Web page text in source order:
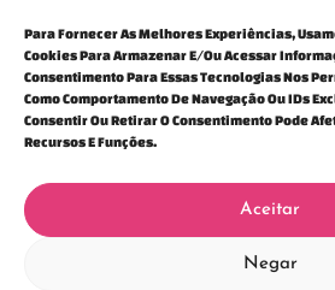
Para Fornecer As Melhores Experiências,
Cookies Para Armazenar E/ou Acessar
Consentimento Para Essas Tecnologias Nos
Como Comportamento De Navegação Ou IDs
Consentir Ou Retirar O Consentimento Pode
Recursos E Funções.
Aceitar
Negar
Para mais informações,
Centro de Defesa da Criança e do